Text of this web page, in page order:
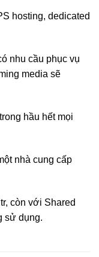
hosting, dedicated
nhu cầu phục vụ
media sẽ
hầu hết mọi
nhà cung cấp
còn với Shared
sử dụng.